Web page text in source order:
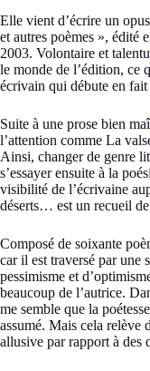
Elle vient d’écrire un
et autres poèmes », édité
2003. Volontaire et
le monde de l’édition, ce
écrivain qui débute en fait
Suite à une prose bien
l’attention comme La
Ainsi, changer de genre
s’essayer ensuite à la
visibilité de l’écrivaine
déserts… est un recueil
Composé de soixante
car il est traversé par une
pessimisme et
beaucoup de l’autrice.
me semble que la
assumé. Mais cela relève
allusive par rapport à des